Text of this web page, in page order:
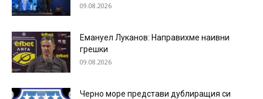
09.08.2026
Емануел Луканов: Направихме наивни
грешки
09.08.2026
Черно море представи дублиращия си